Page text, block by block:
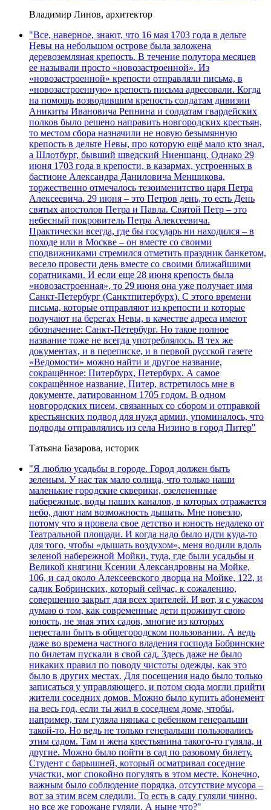
Владимир Линов, архитектор
"Все, наверное, знают, что 16 мая 1703 года в дельте
Невы на небольшом острове была заложена
деревоземляная крепость. В течение полутора месяцев
ее называли просто «новозастроенной». Из
«новозастроенной» крепости отправляли письма, в
«новозастроенную» крепость письма адресовали. Когда
на помощь возводившим крепость солдатам дивизии
Аникиты Ивановича Репнина и солдатам гвардейских
полков было решено направить новгородских крестьян,
то местом сбора назначили не новую безымянную
крепость в дельте Невы, про которую ещё мало кто знал,
а Шлотбург, бывший шведский Ниеншанц. Однако 29
июня 1703 года в крепости, в казармах, устроенных в
бастионе Александра Даниловича Меншикова,
торжественно отмечалось тезоименитство царя Петра
Алексеевича. 29 июня – это Петров день, то есть День
святых апостолов Петра и Павла. Святой Петр – это
небесный покровитель Петра Алексеевича.
Практически всегда, где бы государь ни находился – в
походе или в Москве – он вместе со своими
сподвижниками стремился отметить праздник банкетом,
весело провести день вместе со своими ближайшими
соратниками. И если еще 28 июня крепость была
«новозастроенная», то 29 июня она уже получает имя
Санкт-Петербург (Санктпитербурх). С этого времени
письма, которые отправляют из крепости и которые
получают на берегах Невы, в качестве адреса имеют
обозначение: Санкт-Петербург. Но такое полное
название тоже не всегда употреблялось. В тех же
документах, и в переписке, и в первой русской газете
«Ведомости» можно найти и другое название,
сокращённое: Питербурх, Петербурх. А самое
сокращённое название, Питер, встретилось мне в
документе, датированном 1705 годом. В одном
новгородских писем, связанных со сбором и отправкой
крестьянских подвод для нужд армии, упоминалось, что
подводы отправлялись из села Низино в город Питер"
Татьяна Базарова, историк
"Я люблю усадьбы в городе. Город должен быть
зеленым. У нас так мало солнца, что только наши
маленькие городские скверики, озелененные
набережные, воды наших каналов, в которых отражается
небо, дают нам возможность дышать. Мне повезло,
потому что я провела свое детство и юность недалеко от
Театральной площади. И когда надо было идти куда-то
для того, чтобы «дышать воздухом», меня водили вдоль
зеленой набережной Мойки, туда, где были усадьбы и
Великой княгини Ксении Александровны на Мойке,
106, и сад около Алексеевского дворца на Мойке, 122, и
садик Бобринских, который сейчас, к сожалению,
совершенно закрыт для всех зрителей. И вот, я с ужасом
думаю о том, как современные дети проживут свою
юность, не зная этих садов, многие из которых
перестали быть в общегородском пользовании. А ведь
даже во времена частного владения господа Бобринские
по билетам пускали в свой сад. Здесь даже не было
никаких правил по поводу чистоты одежды, как это
было в других местах. Для посещения надо было только
записаться у управляющего, и потом сюда могли прийти
жители соседних домов. Можно было купить абонемент
на весь год, если ты жил в соседнем доме, чтобы,
например, там гуляла нянька с ребенком генеральши
такой-то. Но ведь не только генеральши пользовались
этим садом. Там и жена крестьянина такого-то гуляла, и
другие. Можно было пойти в сад по разовому билету.
Студент с барышней, который осматривал соседние
участки, мог спокойно погулять в этом месте. Конечно,
важным было соблюдение порядка, отсутствие мусора –
вот за этим всем следили. То есть в саду гуляли чинно,
но все же горожане гуляли. А ныне что?"